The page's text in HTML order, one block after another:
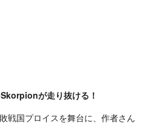
が走り抜ける！
戦国プロイスを舞台に、作者さん